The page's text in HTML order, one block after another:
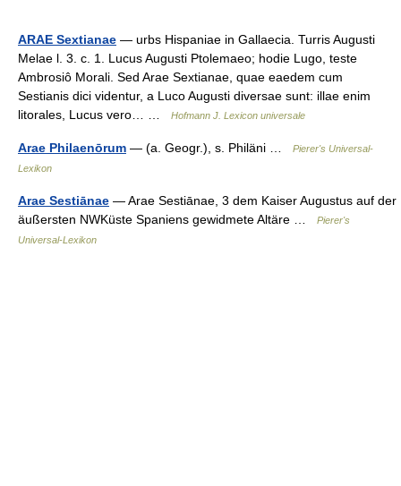
ARAE Sextianae — urbs Hispaniae in Gallaecia. Turris Augusti
Melae l. 3. c. 1. Lucus Augusti Ptolemaeo; hodie Lugo, teste
Ambrosiô Morali. Sed Arae Sextianae, quae eaedem cum
Sestianis dici videntur, a Luco Augusti diversae sunt: illae enim
litorales, Lucus vero… …
Hofmann J. Lexicon universale
Arae Philaenōrum — (a. Geogr.), s. Philäni …
Pierer's Universal-
Lexikon
Arae Sestiānae — Arae Sestiānae, 3 dem Kaiser Augustus auf der
äußersten NWKüste Spaniens gewidmete Altäre …
Pierer's
Universal-Lexikon